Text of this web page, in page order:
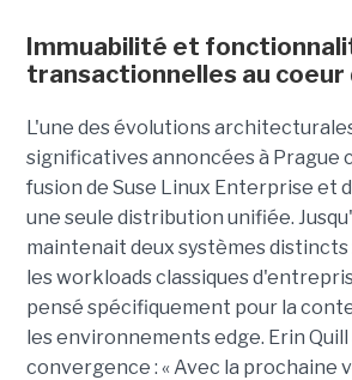
Immuabilité et
transactionnelles au coeur
L'une des évolutions
significatives annoncées à Prague
fusion de Suse Linux Enterprise et
une seule distribution unifiée.
maintenait deux systèmes distincts
les workloads classiques
pensé spécifiquement pour la
les environnements edge. Erin
convergence : « Avec la prochaine